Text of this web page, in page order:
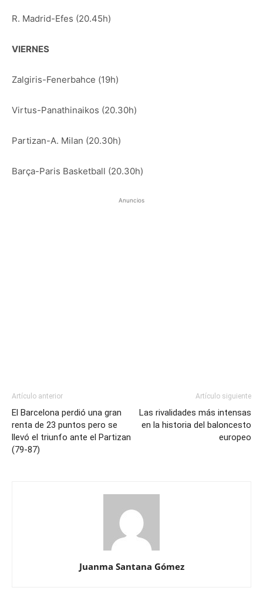
R. Madrid-Efes (20.45h)
VIERNES
Zalgiris-Fenerbahce (19h)
Virtus-Panathinaikos (20.30h)
Partizan-A. Milan (20.30h)
Barça-Paris Basketball (20.30h)
Anuncios
Artículo anterior
El Barcelona perdió una gran
renta de 23 puntos pero se
llevó el triunfo ante el Partizan
(79-87)
Artículo siguiente
Las rivalidades más intensas
en la historia del baloncesto
europeo
Juanma Santana Gómez